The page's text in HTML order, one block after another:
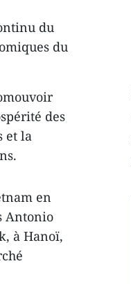
du
du
des
et la
en
Antonio
à Hanoï,